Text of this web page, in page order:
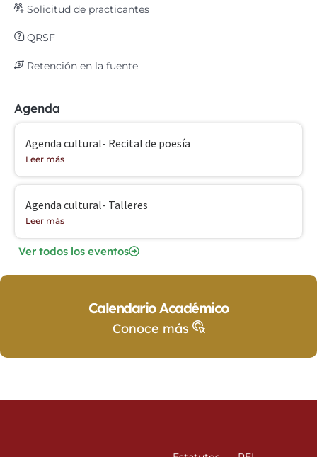
Solicitud de practicantes
QRSF
Retención en la fuente
Agenda
Agenda cultural- Recital de poesía
Leer más
Agenda cultural- Talleres
Leer más
Ver todos los eventos
Calendario Académico
Conoce más